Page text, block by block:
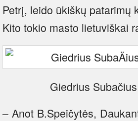
Petrį, leido ūkiškų patarimų
Kito tokio masto lietuviškai
Giedrius
– Anot B.Speičytės,